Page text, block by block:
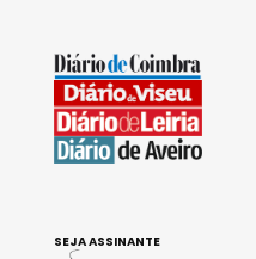
SEJA ASSINANTE